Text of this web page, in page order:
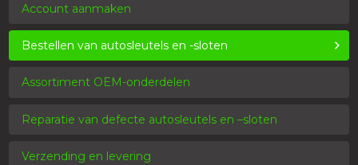
Account aanmaken
Bestellen van autosleutels en -sloten
Assortiment OEM-onderdelen
Reparatie van defecte autosleutels en –sloten
Verzending en levering